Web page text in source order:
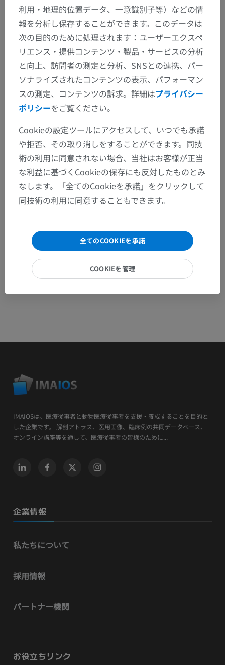
下位構造：この解剖学的部位には下位構造がありま
せん
翻訳
間違いを発見しましたか？
修正や翻訳、内容の改善の提案がありましたらどう
ぞお知らせください。
問題を報告
IMAIOSは、医療従事者と動物医療従事者を支援・養成することを目的と
した企業です。 解剖アトラス、医用画像、臨床例の共同データベース、
オンライン講座等を通して、医療従事者の皆様のために...
企業情報
私たちについて
採用情報
パートナー機関
お役立ちリンク
利用・地理的位置データ、一意識別子等）などの情
報を分析し保存することができます。このデータは
次の目的のために処理されます：ユーザーエクスペ
リエンス・提供コンテンツ・製品・サービスの分析
と向上、訪問者の測定と分析、SNSとの連携、パー
ソナライズされたコンテンツの表示、パフォーマン
スの測定、コンテンツの訴求。詳細はプライバシー
ポリシーをご覧ください。
Cookieの設定ツールにアクセスして、いつでも承諾
や拒否、その取り消しをすることができます。同技
術の利用に同意されない場合、当社はお客様が正当
な利益に基づくCookieの保存にも反対したものとみ
なします。「全てのCookieを承諾」をクリックして
同技術の利用に同意することもできます。
全てのCOOKIEを承諾
COOKIEを管理